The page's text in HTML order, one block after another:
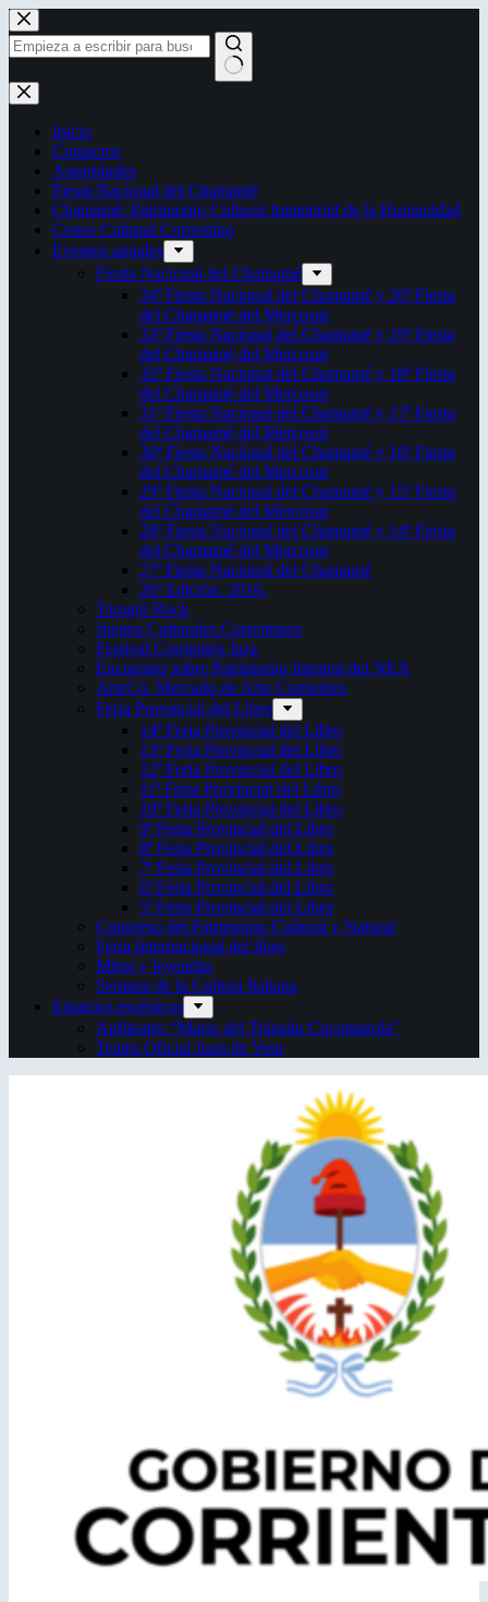
Saltar
al
contenido
Sin
resultados
Inicio
Contactos
Autoridades
Fiesta Nacional del Chamamé
Chamamé: Patrimonio Cultural Inmaterial de la Humanidad
Censo Cultural Correntino
Eventos anuales
Fiesta Nacional del Chamamé
34ª Fiesta Nacional del Chamamé y 20ª Fiesta
del Chamamé del Mercosur
33ª Fiesta Nacional del Chamamé y 19ª Fiesta
del Chamamé del Mercosur
32ª Fiesta Nacional del Chamamé y 18ª Fiesta
del Chamamé del Mercosur
31ª Fiesta Nacional del Chamamé y 17ª Fiesta
del Chamamé del Mercosur
30ª Fiesta Nacional del Chamamé y 16ª Fiesta
del Chamamé del Mercosur
29ª Fiesta Nacional del Chamamé y 15ª Fiesta
del Chamamé del Mercosur
28ª Fiesta Nacional del Chamamé y 14ª Fiesta
del Chamamé del Mercosur
27ª Fiesta Nacional del Chamamé
26ª Edición. 2016.
Taragüi Rock
Juegos Culturales Correntinos
Festival Corrientes Jazz
Encuentro sobre Patrimonio Integral del NEA
ArteCo. Mercado de Arte Corrientes
Feria Provincial del Libro
14ª Feria Provincial del Libro
13ª Feria Provincial del Libro
12ª Feria Provincial del Libro
11ª Feria Provincial del Libro
10ª Feria Provincial del Libro
9ª Feria Provincial del Libro
8ª Feria Provincial del Libro
7ª Feria Provincial del Libro
6ª Feria Provincial del Libro
5ª Feria Provincial del Libro
Congreso del Patrimonio Cultural y Natural
Feria Internacional del libro
Mitos y leyendas
Semana de la Cultura Italiana
Espacios escénicos
Anfiteatro “Mario del Tránsito Cocomarola”
Teatro Oficial Juan de Vera